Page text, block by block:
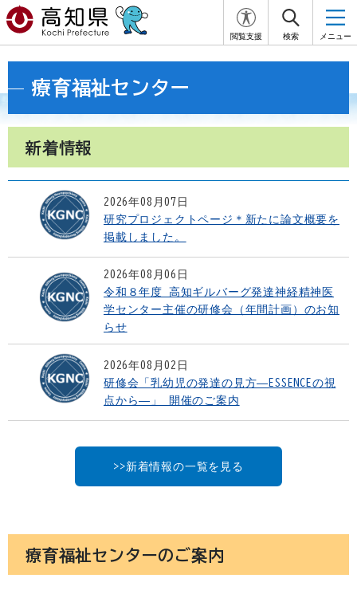
閲覧支援 検索 メニュー
療育福祉センター
新着情報
2026年08月07日
研究プロジェクトページ＊新たに論文概要を
掲載しました。
2026年08月06日
令和８年度 高知ギルバーグ発達神経精神医
学センター主催の研修会（年間計画）のお知
らせ
2026年08月02日
研修会「乳幼児の発達の見方―ESSENCEの視
点から―」 開催のご案内
>>新着情報の一覧を見る
療育福祉センターのご案内